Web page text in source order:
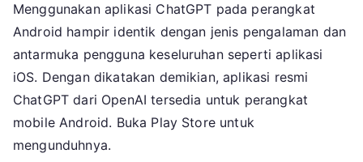
Menggunakan aplikasi ChatGPT pada perangkat
Android hampir identik dengan jenis pengalaman dan
antarmuka pengguna keseluruhan seperti aplikasi
iOS. Dengan dikatakan demikian, aplikasi resmi
ChatGPT dari OpenAI tersedia untuk perangkat
mobile Android. Buka Play Store untuk
mengunduhnya.